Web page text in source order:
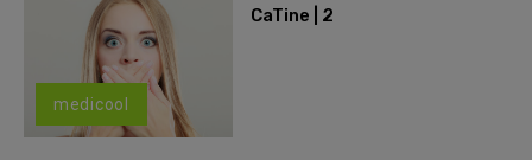
medicool
CaTine | 2